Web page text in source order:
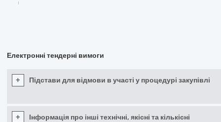
Електронні тендерні вимоги
+ Підстави для відмови в участі у процедурі закупівлі
+
Інформація про інші технічні, якісні та кількісні